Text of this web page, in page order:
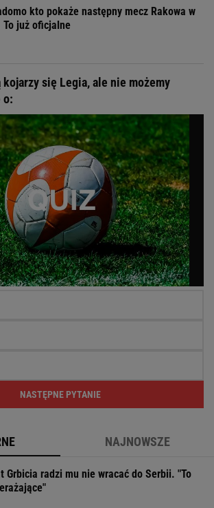
kto pokaże następny mecz Rakowa w
To już oficjalne
kojarzy się Legia, ale nie możemy
o:
NASTĘPNE PYTANIE
NAJNOWSZE
Grbicia radzi mu nie wracać do Serbii. "To